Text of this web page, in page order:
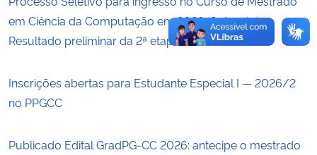
em Ciência da Computação em 2026 (2ª janela) –
Resultado preliminar da 2ª etapa.
Inscrições abertas para Estudante Especial I — 2026/2
no PPGCC
Publicado Edital GradPG-CC 2026: antecipe o mestrado